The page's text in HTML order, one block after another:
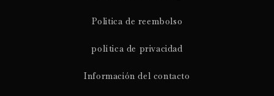
Politica de reembolso
política de privacidad
Información del contacto